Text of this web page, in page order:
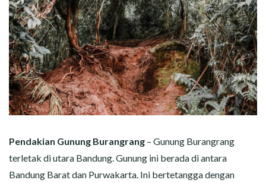
Pendakian Gunung Burangrang – Gunung Burangrang
terletak di utara Bandung. Gunung ini berada di antara
Bandung Barat dan Purwakarta. Ini bertetangga dengan